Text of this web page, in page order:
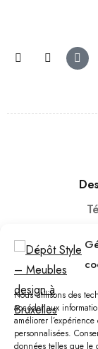
Nous utilisons des
accéder aux
améliorer
personnalisées.
données telles que le
Adresse :